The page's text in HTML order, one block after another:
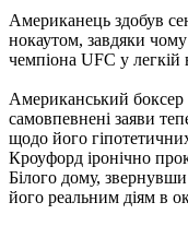
Американець здобув
нокаутом, завдяки
чемпіона UFC у легкій
Американський боксер
самовпевнені заяви
щодо його
Кроуфорд іронічно
Білого дому, звернувши
його реальним діям в